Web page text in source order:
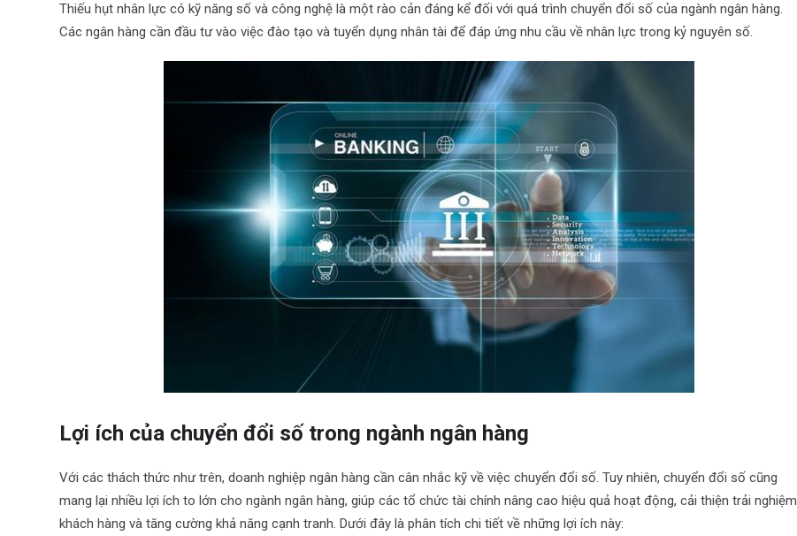
Thiếu hụt nhân lực có kỹ năng số và công nghệ là một rào cản đáng kể đối với quá trình chuyển đổi số của ngành ngân hàng.
Các ngân hàng cần đầu tư vào việc đào tạo và tuyển dụng nhân tài để đáp ứng nhu cầu về nhân lực trong kỷ nguyên số.
Lợi ích của chuyển đổi số trong ngành ngân hàng
Với các thách thức như trên, doanh nghiệp ngân hàng cần cân nhắc kỹ về việc chuyển đổi số. Tuy nhiên, chuyển đổi số cũng
mang lại nhiều lợi ích to lớn cho ngành ngân hàng, giúp các tổ chức tài chính nâng cao hiệu quả hoạt động, cải thiện trải nghiệm
khách hàng và tăng cường khả năng cạnh tranh. Dưới đây là phân tích chi tiết về những lợi ích này: